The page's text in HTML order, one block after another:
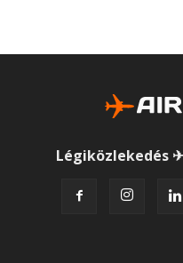
Légiközlekedés